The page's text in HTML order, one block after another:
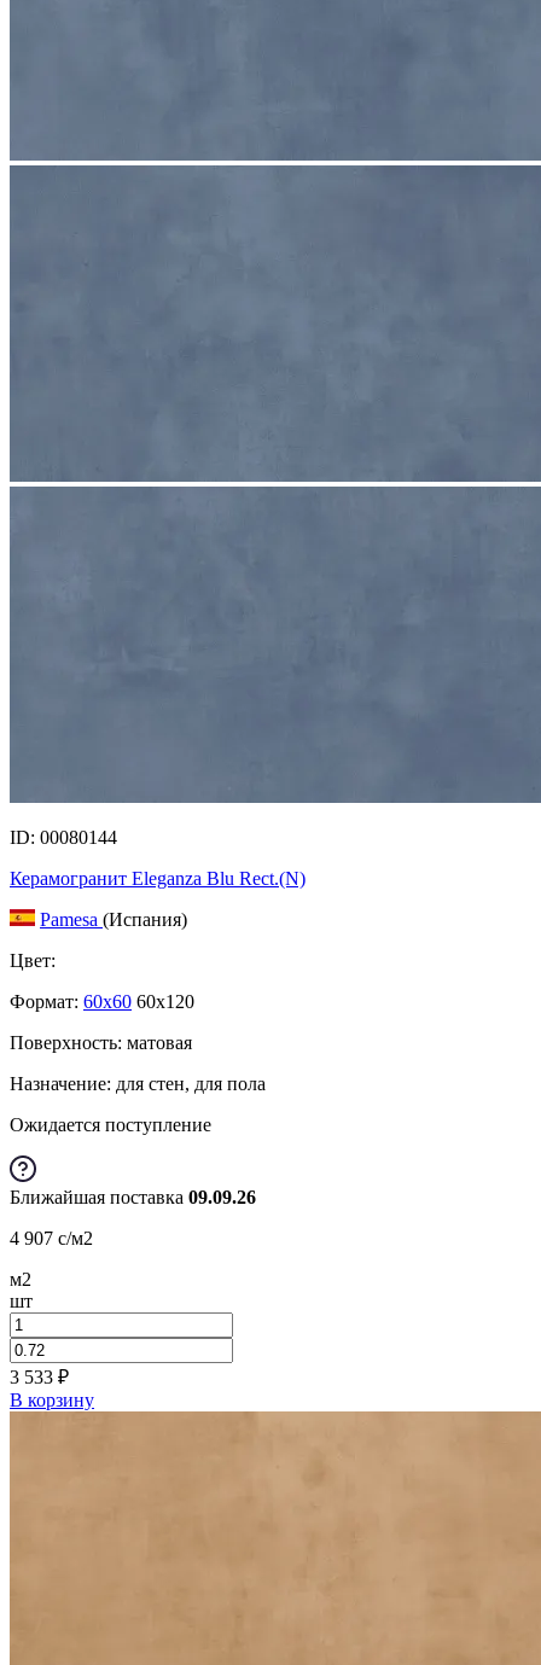
ID: 00080144
Керамогранит Eleganza Blu Rect.(N)
Pamesa (Испания)
Цвет:
Формат: 60x60 60x120
Поверхность: матовая
Назначение: для стен, для пола
Ожидается поступление
Ближайшая поставка 09.09.26
4 907 c/м2
м2
шт
3 533 ₽
В корзину